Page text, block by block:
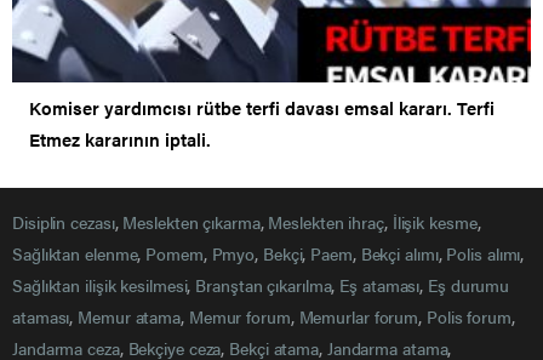
Komiser yardımcısı rütbe terfi davası emsal kararı. Terfi
Etmez kararının iptali.
Disiplin cezası, Meslekten çıkarma, Meslekten ihraç, İlişik kesme,
Sağlıktan elenme, Pomem, Pmyo, Bekçi, Paem, Bekçi alımı, Polis alımı,
Sağlıktan ilişik kesilmesi, Branştan çıkarılma, Eş ataması, Eş durumu
ataması, Memur atama, Memur forum, Memurlar forum, Polis forum,
Jandarma ceza, Bekçiye ceza, Bekçi atama, Jandarma atama,